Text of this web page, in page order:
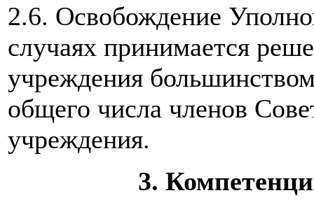
2.6. Освобождение
случаях принимается
учреждения
общего числа членов
учреждения.
3.